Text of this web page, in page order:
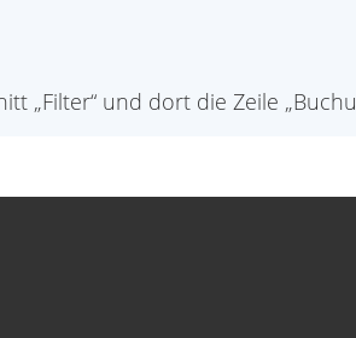
„Filter“ und dort die Zeile